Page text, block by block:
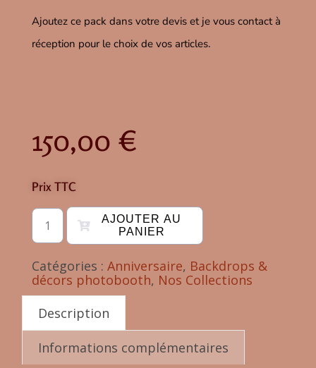
Ajoutez ce pack dans votre devis et je vous contact à
réception pour le choix de vos articles.
150,00 €
Prix TTC
AJOUTER AU
PANIER
Catégories : Anniversaire, Backdrops &
décors photobooth, Nos Collections
Description
Informations complémentaires